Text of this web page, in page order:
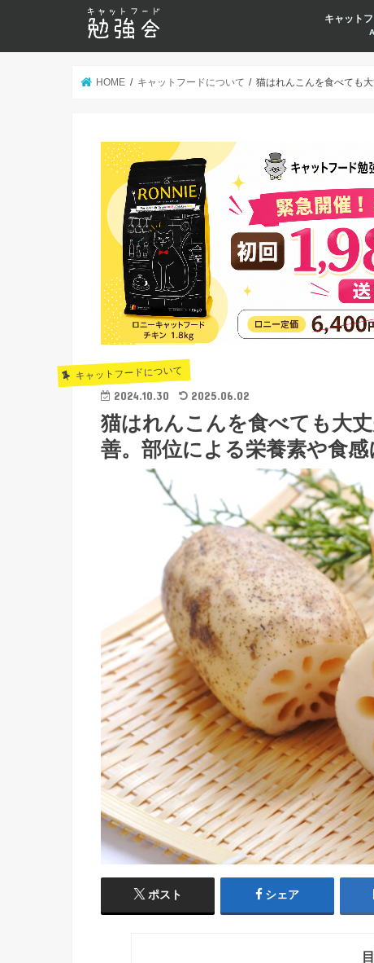
キャット
HOME キャットフードについて 猫はれんこんを食べても
キャットフードについて
2024.10.30 2025.06.02
猫はれんこんを食べても大
善。部位による栄養素や食
ポスト シェア